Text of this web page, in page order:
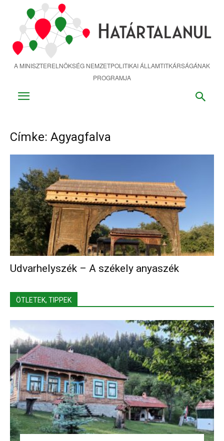
tartalomra
A MINISZTERELNÖKSÉG NEMZETPOLITIKAI ÁLLAMTITKÁRSÁGÁNAK
PROGRAMJA
Címke: Agyagfalva
Udvarhelyszék – A székely anyaszék
ÖTLETEK, TIPPEK